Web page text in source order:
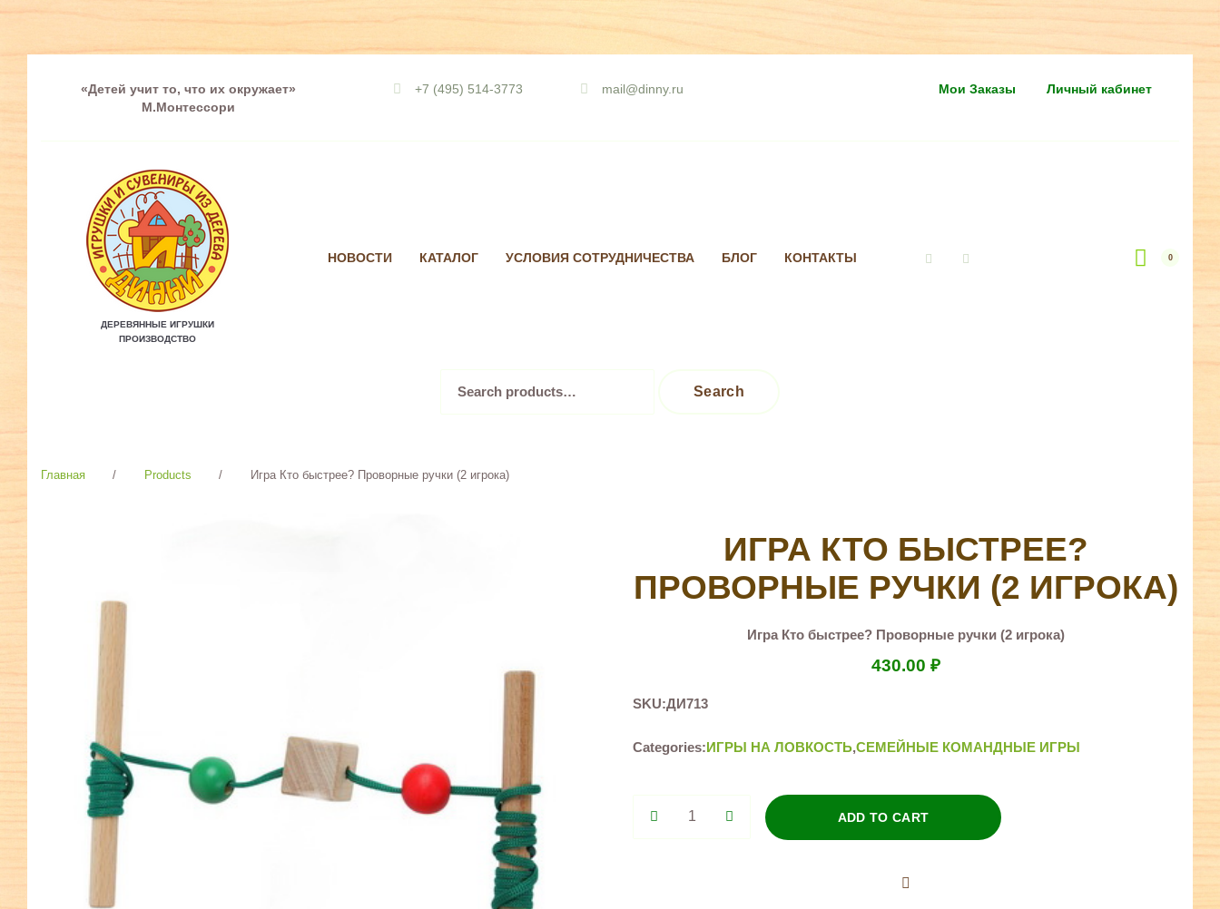
to
«Детей учит то, что их окружает»
М.Монтессори
+7 (495) 514-3773 mail@dinny.ru Мои Заказы Личный кабинет
ДЕРЕВЯННЫЕ ИГРУШКИ
ПРОИЗВОДСТВО
НОВОСТИ КАТАЛОГ УСЛОВИЯ СОТРУДНИЧЕСТВА БЛОГ КОНТАКТЫ 0
for:
Search
Главная / Products / Игра Кто быстрее? Проворные ручки (2 игрока)
ИГРА КТО БЫСТРЕЕ?
ПРОВОРНЫЕ РУЧКИ (2 ИГРОКА)
Игра Кто быстрее? Проворные ручки (2 игрока)
430.00₽
SKU:ДИ713
Categories:ИГРЫ НА ЛОВКОСТЬ,СЕМЕЙНЫЕ КОМАНДНЫЕ ИГРЫ
Кто
ADD TO CART